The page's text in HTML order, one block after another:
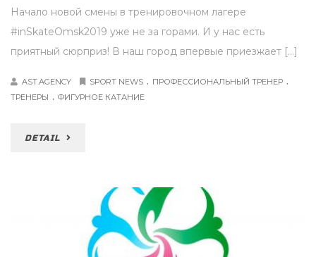
Начало новой смены в тренировочном лагере
#inSkateOmsk2019 уже не за горами. И у нас есть
приятный сюрприз! В наш город впервые приезжает […]
AST.AGENCY SPORT NEWS . ПРОФЕССИОНАЛЬНЫЙ ТРЕНЕР .
ТРЕНЕРЫ . ФИГУРНОЕ КАТАНИЕ
DETAIL